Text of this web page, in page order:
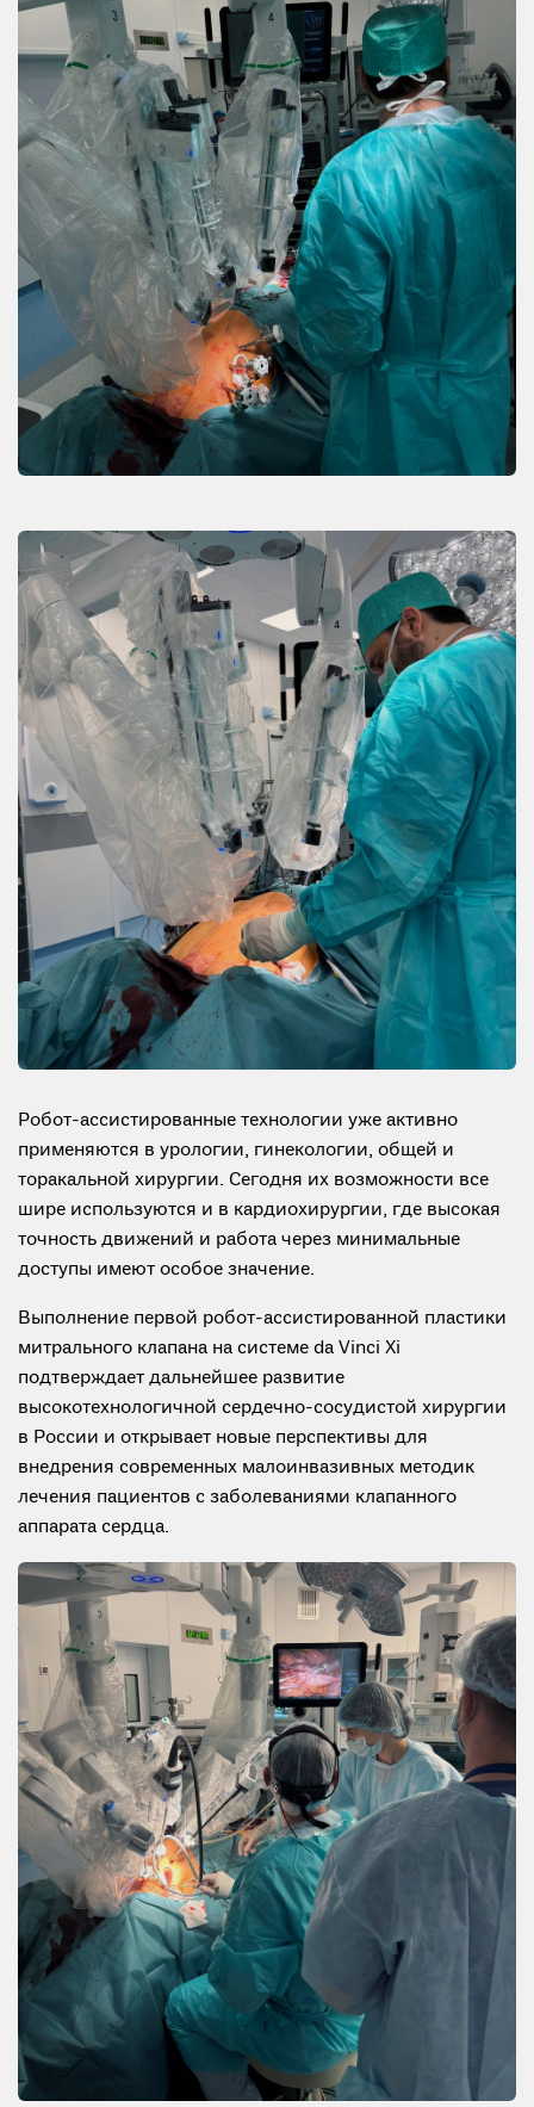
Робот-ассистированные технологии уже активно
применяются в урологии, гинекологии, общей и
торакальной хирургии. Сегодня их возможности все
шире используются и в кардиохирургии, где высокая
точность движений и работа через минимальные
доступы имеют особое значение.
Выполнение первой робот-ассистированной пластики
митрального клапана на системе da Vinci Xi
подтверждает дальнейшее развитие
высокотехнологичной сердечно-сосудистой хирургии
в России и открывает новые перспективы для
внедрения современных малоинвазивных методик
лечения пациентов с заболеваниями клапанного
аппарата сердца.